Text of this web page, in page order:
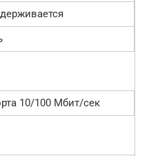
10/100 Мбит/сек